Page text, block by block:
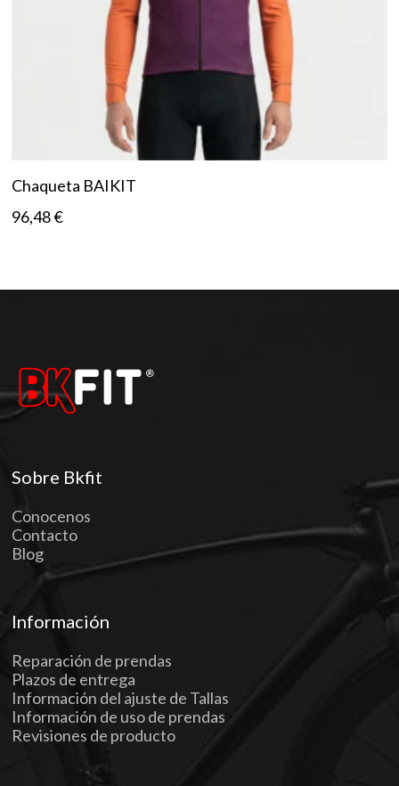
Chaqueta BAIKIT
96,48€
Sobre Bkfit
Conocenos
Contacto
Blog
Información
Reparación de prendas
Plazos de entrega
Información del ajuste de Tallas
Información de uso de prendas
Revisiones de producto